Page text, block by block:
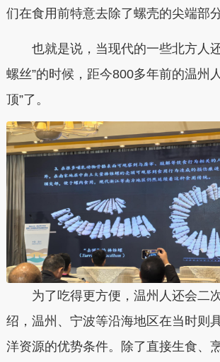
们在食用前特意去除了螺壳的尖端部分
也就是说，当现代的一些北方人还
螺丝”的时候，距今800多年前的温州
顶”了。
为了吃得更方便，温州人还会二
绍，温州、宁波等沿海地区在当时则
洋资源的优势条件。除了直接生食、